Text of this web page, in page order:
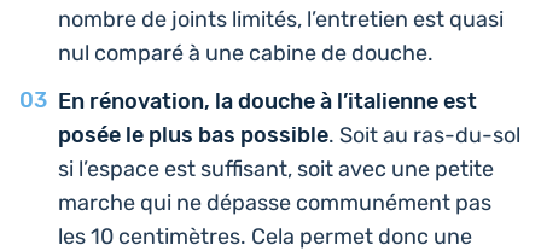
nombre de joints limités, l’entre­tien est quasi
nul comparé à une cabine de douche.
En réno­va­tion, la douche à l’i­ta­lienne est
posée le plus bas pos­sible. Soit au ras-du-sol
si l’es­pace est suf­fi­sant, soit avec une petite
marche qui ne dépasse com­mu­né­ment pas
les 10 cen­ti­mètres. Cela permet donc une